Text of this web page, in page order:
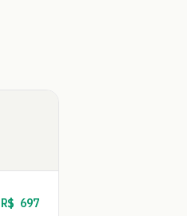
R$ 697